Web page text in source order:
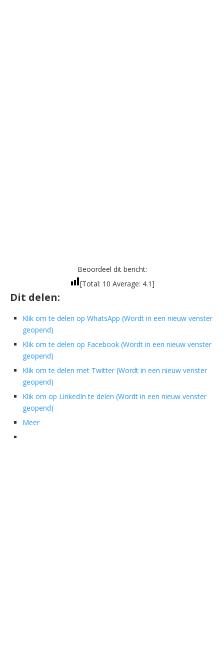
Beoordeel dit bericht:
[Total: 10 Average: 4.1]
Dit delen:
Klik om te delen op WhatsApp (Wordt in een nieuw venster
geopend)
Klik om te delen op Facebook (Wordt in een nieuw venster
geopend)
Klik om te delen met Twitter (Wordt in een nieuw venster
geopend)
Klik om op LinkedIn te delen (Wordt in een nieuw venster
geopend)
Meer